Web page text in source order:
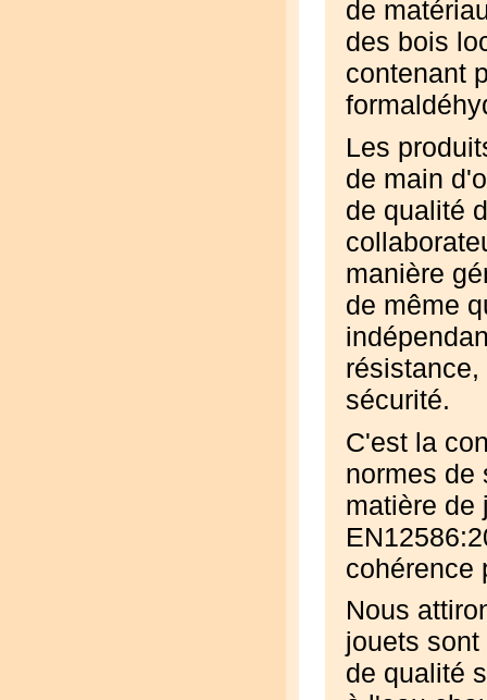
de
des bois
contenant
Les
de main
de qualité
manière
de même
sécurité.
C'est la
normes de
matière de
cohérence
Nous
jouets
de qualité